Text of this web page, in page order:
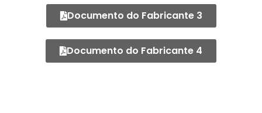
Documento do Fabricante 3
Documento do Fabricante 4